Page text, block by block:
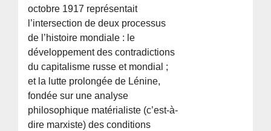
octobre 1917 représentait
l’intersection de deux processus
de l’histoire mondiale : le
développement des contradictions
du capitalisme russe et mondial ;
et la lutte prolongée de Lénine,
fondée sur une analyse
philosophique matérialiste (c’est-à-
dire marxiste) des conditions